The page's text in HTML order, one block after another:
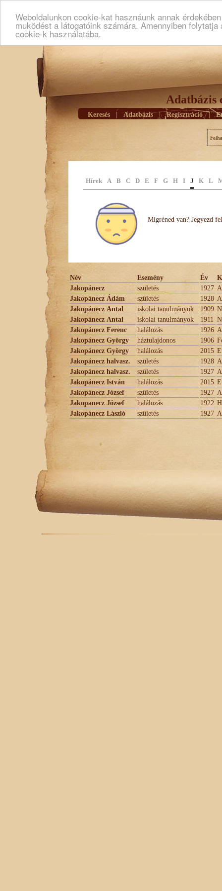
Weboldalunkon cookie-kat hasznáunk annak
muködést a látogatóink számára. Amennyiben
cookie-k használatába.
Adatbázis
Keresés Adatbázis | Regisztráció |
Hírek A B C D E F G H I J K L
Migréned van? Jegyezd
Név Esemény Év
Jakopánecz
születés 1927
Jakopánecz Ádám
születés 1928
Jakopánecz Antal
iskolai tanulmányok 1909
Jakopánecz Antal
iskolai tanulmányok 1911
Jakopánecz Ferenc
halálozás 1926
Jakopánecz György
háztulajdonos 1906
Jakopánecz György
halálozás 2015
Jakopánecz halvasz.
születés 1928
Jakopánecz halvasz.
születés 1927
Jakopánecz István
halálozás 2015
Jakopánecz József
születés 1927
Jakopanecz József
halálozás 1922
Jakopánecz László
születés 1927